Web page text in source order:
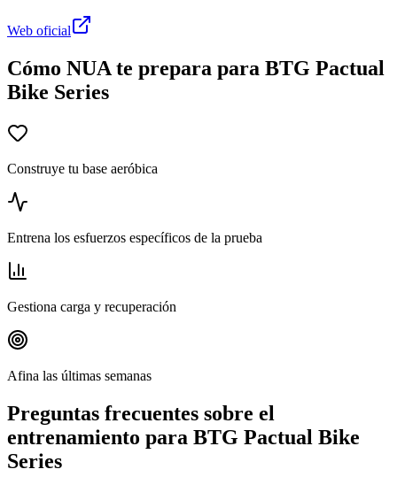
Web oficial
Cómo NUA te prepara para BTG Pactual
Bike Series
Construye tu base aeróbica
Entrena los esfuerzos específicos de la prueba
Gestiona carga y recuperación
Afina las últimas semanas
Preguntas frecuentes sobre el
entrenamiento para BTG Pactual Bike
Series